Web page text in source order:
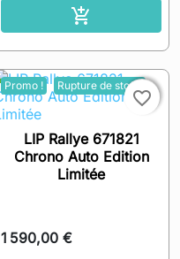

Promo ! Rupture de stock

favorite_border
LIP Rallye 671821
Chrono Auto Edition
Limitée
1 590,00 €